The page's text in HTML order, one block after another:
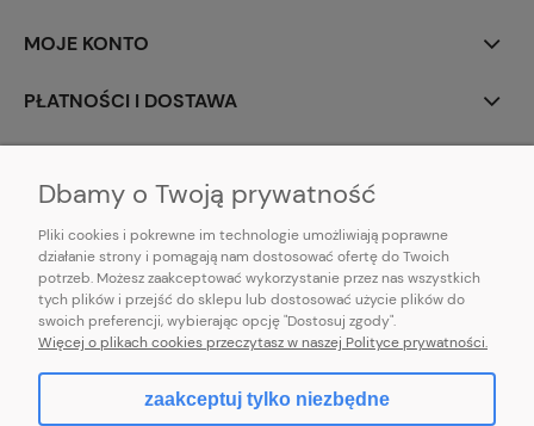
MOJE KONTO
PŁATNOŚCI I DOSTAWA
E-mail:pl101sukienek@gmail.com
101sukienek.pl
ul. Piotrkowska 317/11, Łódź 93-035, woj. łódzkie
pokaż pełną wersję strony
Dbamy o Twoją prywatność
Pliki cookies i pokrewne im technologie umożliwiają poprawne
działanie strony i pomagają nam dostosować ofertę do Twoich
potrzeb. Możesz zaakceptować wykorzystanie przez nas wszystkich
tych plików i przejść do sklepu lub dostosować użycie plików do
swoich preferencji, wybierając opcję "Dostosuj zgody".
Więcej o plikach cookies przeczytasz w naszej Polityce prywatności.
zaakceptuj tylko niezbędne